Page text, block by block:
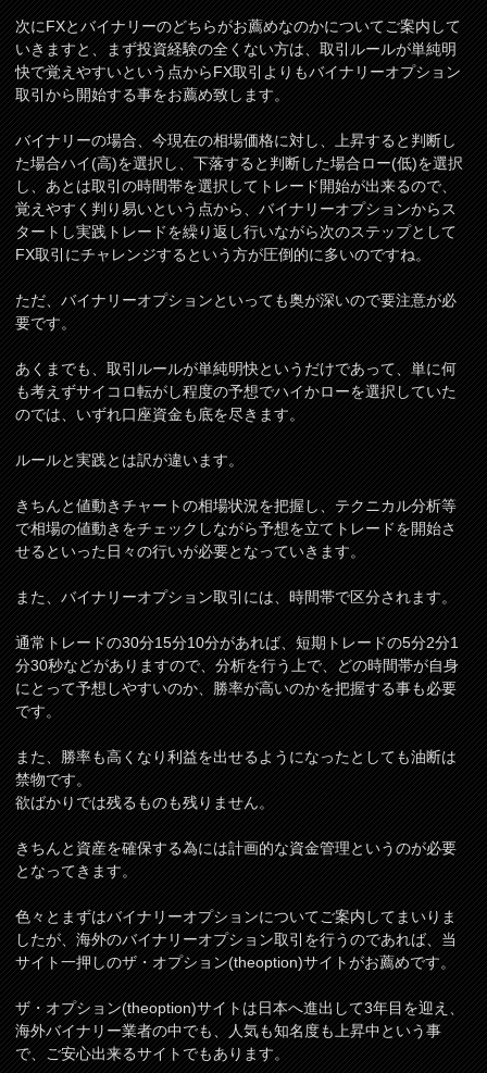
次にFXとバイナリーのどちらがお薦めなのかについてご案内して
いきますと、まず投資経験の全くない方は、取引ルールが単純明
快で覚えやすいという点からFX取引よりもバイナリーオプション
取引から開始する事をお薦め致します。
バイナリーの場合、今現在の相場価格に対し、上昇すると判断し
た場合ハイ(高)を選択し、下落すると判断した場合ロー(低)を選択
し、あとは取引の時間帯を選択してトレード開始が出来るので、
覚えやすく判り易いという点から、バイナリーオプションからス
タートし実践トレードを繰り返し行いながら次のステップとして
FX取引にチャレンジするという方が圧倒的に多いのですね。
ただ、バイナリーオプションといっても奥が深いので要注意が必
要です。
あくまでも、取引ルールが単純明快というだけであって、単に何
も考えずサイコロ転がし程度の予想でハイかローを選択していた
のでは、いずれ口座資金も底を尽きます。
ルールと実践とは訳が違います。
きちんと値動きチャートの相場状況を把握し、テクニカル分析等
で相場の値動きをチェックしながら予想を立てトレードを開始さ
せるといった日々の行いが必要となっていきます。
また、バイナリーオプション取引には、時間帯で区分されます。
通常トレードの30分15分10分があれば、短期トレードの5分2分1
分30秒などがありますので、分析を行う上で、どの時間帯が自身
にとって予想しやすいのか、勝率が高いのかを把握する事も必要
です。
また、勝率も高くなり利益を出せるようになったとしても油断は
禁物です。
欲ばかりでは残るものも残りません。
きちんと資産を確保する為には計画的な資金管理というのが必要
となってきます。
色々とまずはバイナリーオプションについてご案内してまいりま
したが、海外のバイナリーオプション取引を行うのであれば、当
サイト一押しのザ・オプション(theoption)サイトがお薦めです。
ザ・オプション(theoption)サイトは日本へ進出して3年目を迎え、
海外バイナリー業者の中でも、人気も知名度も上昇中という事
で、ご安心出来るサイトでもあります。